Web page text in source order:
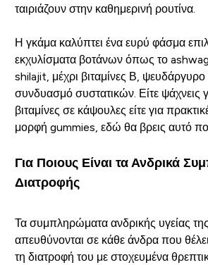
ταιριάζουν στην καθημερινή ρουτίνα.
Η γκάμα καλύπτει ένα ευρύ φάσμα
εκχυλίσματα βοτάνων όπως το
shilajit, μέχρι βιταμίνες Β,
συνδυασμό συστατικών. Είτε ψάχνεις
βιταμίνες σε κάψουλες είτε για
μορφή gummies, εδώ θα βρεις αυτό
Για Ποιους Είναι τα Ανδρικά
Διατροφής
Τα συμπληρώματα ανδρικής υγείας
απευθύνονται σε κάθε άνδρα που
τη διατροφή του με στοχευμένα